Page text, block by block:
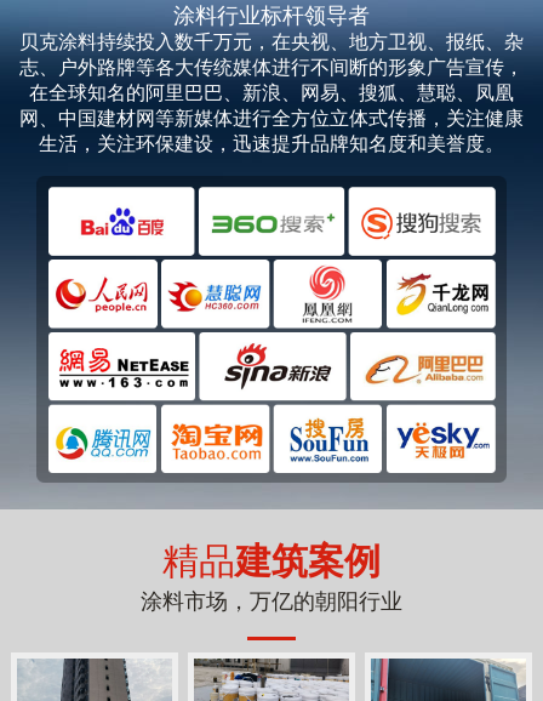
涂料行业标杆领导者
贝克涂料持续投入数千万元，在央视、地方卫视、报纸、杂
志、户外路牌等各大传统媒体进行不间断的形象广告宣传，
在全球知名的阿里巴巴、新浪、网易、搜狐、慧聪、凤凰
网、中国建材网等新媒体进行全方位立体式传播，关注健康
生活，关注环保建设，迅速提升品牌知名度和美誉度。
精品建筑案例
涂料市场，万亿的朝阳行业